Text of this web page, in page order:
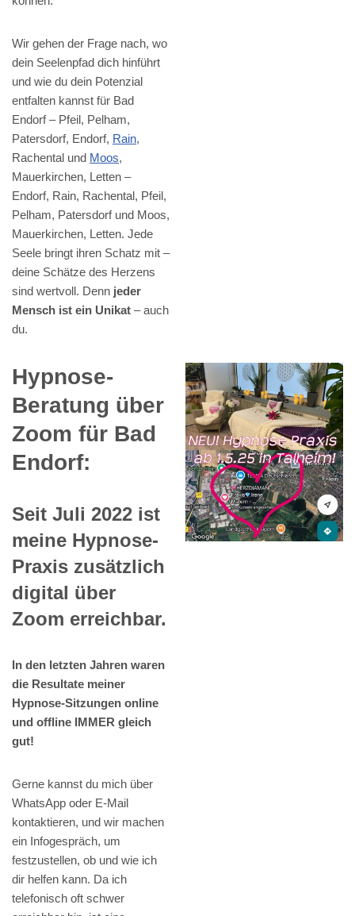
Wir gehen der Frage nach, wo
dein Seelenpfad dich hinführt
und wie du dein Potenzial
entfalten kannst für Bad
Endorf – Pfeil, Pelham,
Patersdorf, Endorf, Rain,
Rachental und Moos,
Mauerkirchen, Letten –
Endorf, Rain, Rachental, Pfeil,
Pelham, Patersdorf und Moos,
Mauerkirchen, Letten. Jede
Seele bringt ihren Schatz mit –
deine Schätze des Herzens
sind wertvoll. Denn jeder
Mensch ist ein Unikat – auch
du.
Hypnose-
Beratung über
Zoom für Bad
Endorf:
Seit Juli 2022 ist
meine Hypnose-
Praxis zusätzlich
digital über
Zoom erreichbar.
In den letzten Jahren waren
die Resultate meiner
Hypnose-Sitzungen online
und offline IMMER gleich
gut!
Gerne kannst du mich über
WhatsApp oder E-Mail
kontaktieren, und wir machen
ein Infogespräch, um
festzustellen, ob und wie ich
dir helfen kann. Da ich
telefonisch oft schwer